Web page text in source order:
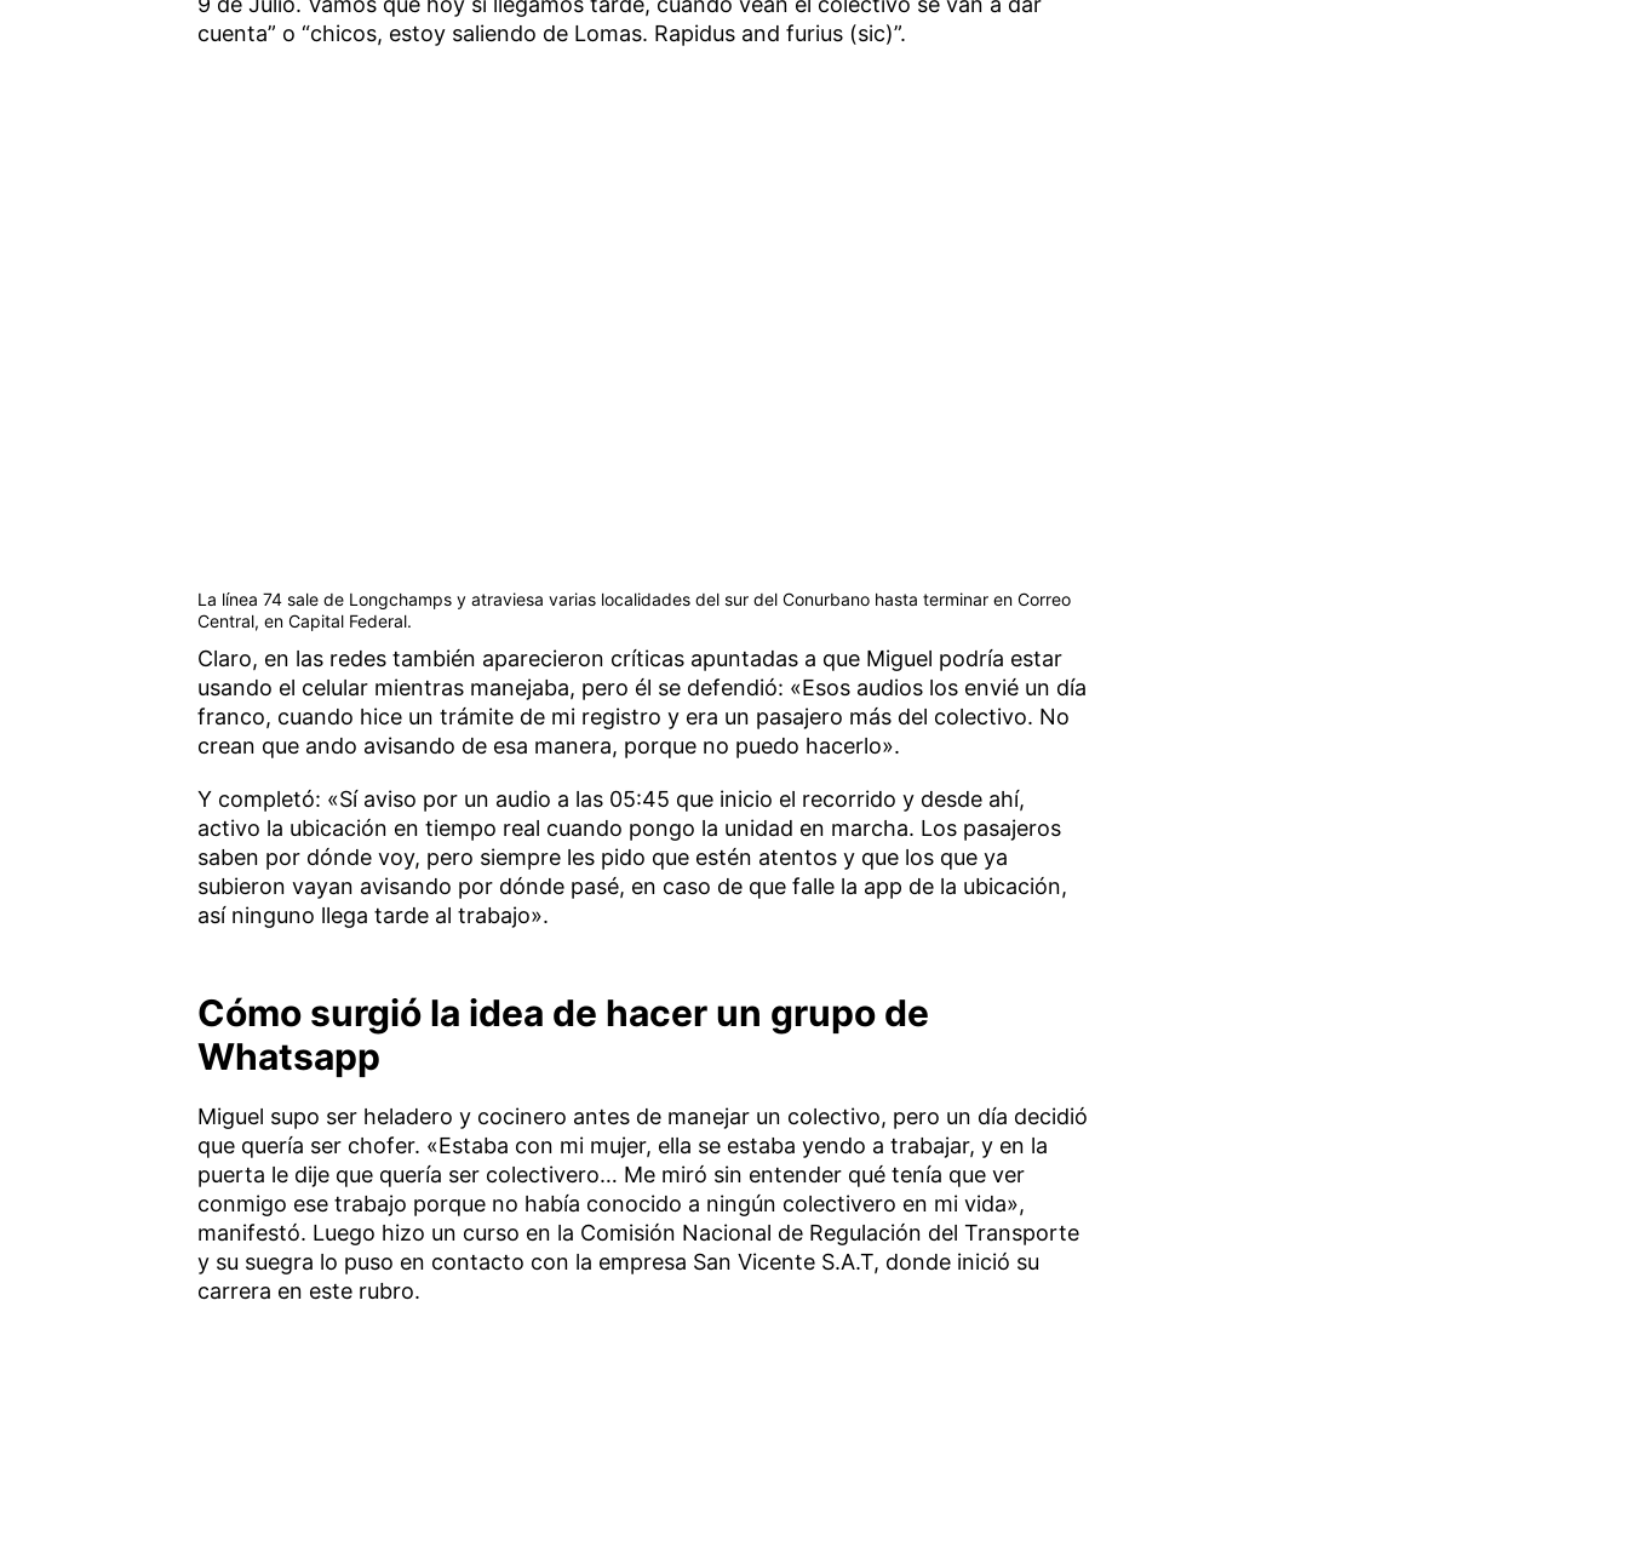
cuenta” o “chicos, estoy saliendo de Lomas. Rapidus and furius (sic)”.
La línea 74 sale de Longchamps y atraviesa varias localidades del sur del Conurbano hasta terminar en Correo
Central, en Capital Federal.
Claro, en las redes también aparecieron críticas apuntadas a que Miguel podría estar
usando el celular mientras manejaba, pero él se defendió: «Esos audios los envié un día
franco, cuando hice un trámite de mi registro y era un pasajero más del colectivo. No
crean que ando avisando de esa manera, porque no puedo hacerlo».
Y completó: «Sí aviso por un audio a las 05:45 que inicio el recorrido y desde ahí,
activo la ubicación en tiempo real cuando pongo la unidad en marcha. Los pasajeros
saben por dónde voy, pero siempre les pido que estén atentos y que los que ya
subieron vayan avisando por dónde pasé, en caso de que falle la app de la ubicación,
así ninguno llega tarde al trabajo».
Cómo surgió la idea de hacer un grupo de
Whatsapp
Miguel supo ser heladero y cocinero antes de manejar un colectivo, pero un día decidió
que quería ser chofer. «Estaba con mi mujer, ella se estaba yendo a trabajar, y en la
puerta le dije que quería ser colectivero… Me miró sin entender qué tenía que ver
conmigo ese trabajo porque no había conocido a ningún colectivero en mi vida»,
manifestó. Luego hizo un curso en la Comisión Nacional de Regulación del Transporte
y su suegra lo puso en contacto con la empresa San Vicente S.A.T, donde inició su
carrera en este rubro.